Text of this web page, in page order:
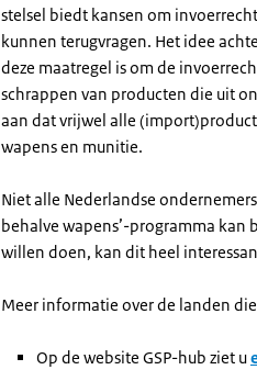
stelsel biedt kansen om
kunnen terugvragen. Het idee
deze maatregel is om de
schrappen van producten die uit
aan dat vrijwel alle
wapens en munitie.
Niet alle Nederlandse
behalve wapens’-programma kan
willen doen, kan dit heel
Meer informatie over de landen
Op de website GSP-hub ziet u